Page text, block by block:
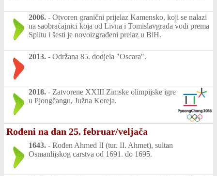
2006. - Otvoren granični prijelaz Kamensko, koji se nalazi
na saobraćajnici koja od Livna i Tomislavgrada vodi prema
Splitu i šesti je novoizgrađeni prelaz u BiH.
2013. - Održana 85. dodjela "Oscara".
2018. - Zatvorene XXIII Zimske olimpijske igre
u Pjongčangu, Južna Koreja.
Rođeni na dan 25. februar/veljača
1643. - Rođen Ahmed II (tur. II. Ahmet), sultan
Osmanlijskog carstva od 1691. do 1695.